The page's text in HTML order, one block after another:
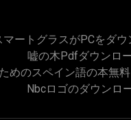
マートグラスがPCをダ
嘘の木pdfダウンロ
めのスペイン語の本無
Nbcロゴのダウンロ